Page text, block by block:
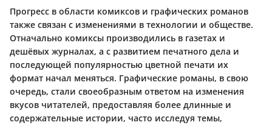
Прогресс в области комиксов и графических романов
также связан с изменениями в технологии и обществе.
Отначально комиксы производились в газетах и
дешёвых журналах, а с развитием печатного дела и
последующей популярностью цветной печати их
формат начал меняться. Графические романы, в свою
очередь, стали своеобразным ответом на изменения
вкусов читателей, предоставляя более длинные и
содержательные истории, часто исследуя темы,